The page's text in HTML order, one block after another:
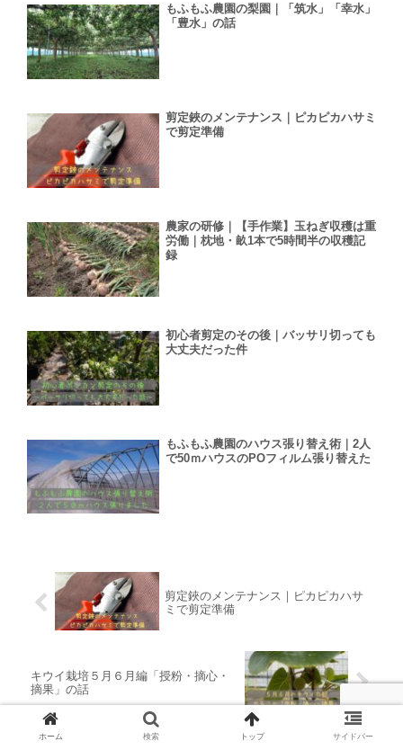
もふもふ農園の梨園｜「筑水」「幸水」
「豊水」の話
剪定鋏のメンテナンス｜ピカピカハサミ
で剪定準備
農家の研修｜【手作業】玉ねぎ収穫は重
労働｜枕地・畝1本で5時間半の収穫記
録
初心者剪定のその後｜バッサリ切っても
大丈夫だった件
もふもふ農園のハウス張り替え術｜2人
で50ｍハウスのPOフィルム張り替えた
剪定鋏のメンテナンス｜ピカピカハサ
ミで剪定準備
キウイ栽培５月６月編「授粉・摘心・
摘果」の話
ホーム 検索 トップ サイドバー